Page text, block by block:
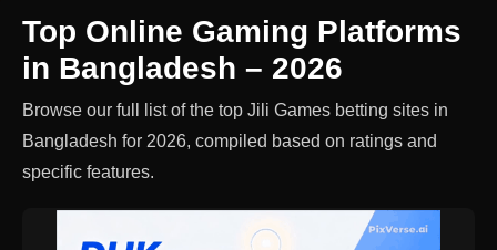
Top Online Gaming Platforms
in Bangladesh – 2026
Browse our full list of the top Jili Games betting sites in
Bangladesh for 2026, compiled based on ratings and
specific features.